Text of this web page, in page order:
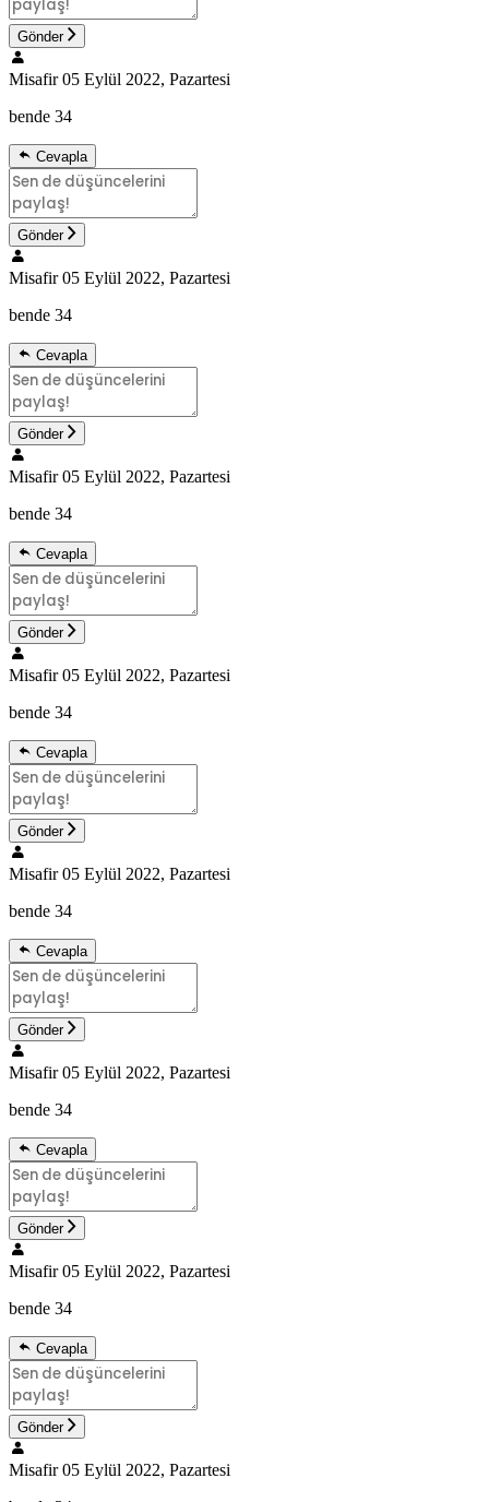
Gönder
Misafir 05 Eylül 2022, Pazartesi
bende 34
Cevapla
Gönder
Misafir 05 Eylül 2022, Pazartesi
bende 34
Cevapla
Gönder
Misafir 05 Eylül 2022, Pazartesi
bende 34
Cevapla
Gönder
Misafir 05 Eylül 2022, Pazartesi
bende 34
Cevapla
Gönder
Misafir 05 Eylül 2022, Pazartesi
bende 34
Cevapla
Gönder
Misafir 05 Eylül 2022, Pazartesi
bende 34
Cevapla
Gönder
Misafir 05 Eylül 2022, Pazartesi
bende 34
Cevapla
Gönder
Misafir 05 Eylül 2022, Pazartesi